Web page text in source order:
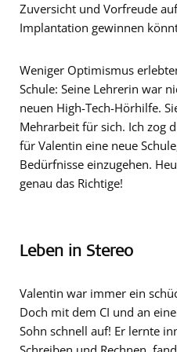
Zuversicht und Vorfreude
Implantation gewinnen
Weniger Optimismus
Schule: Seine Lehrerin war
neuen High-Tech-Hörhilfe.
Mehrarbeit für sich. Ich zog
für Valentin eine neue
Bedürfnisse einzugehen.
genau das Richtige!
Leben in Stereo
Valentin war immer ein
Doch mit dem CI und an
Sohn schnell auf! Er lernte